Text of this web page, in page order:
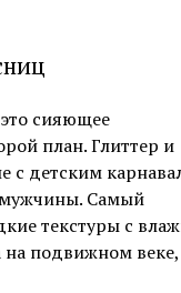
сияющее
план. Глиттер и
с детским
Самый
текстуры с
подвижном веке,